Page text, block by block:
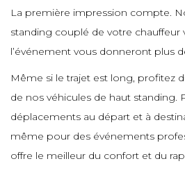
La première impression compte.
standing couplé de votre chauffeur
l’événement vous donneront plus
Même si le trajet est long, profitez
de nos véhicules de haut standing.
déplacements au départ et à
même pour des événements
offre le meilleur du confort et du